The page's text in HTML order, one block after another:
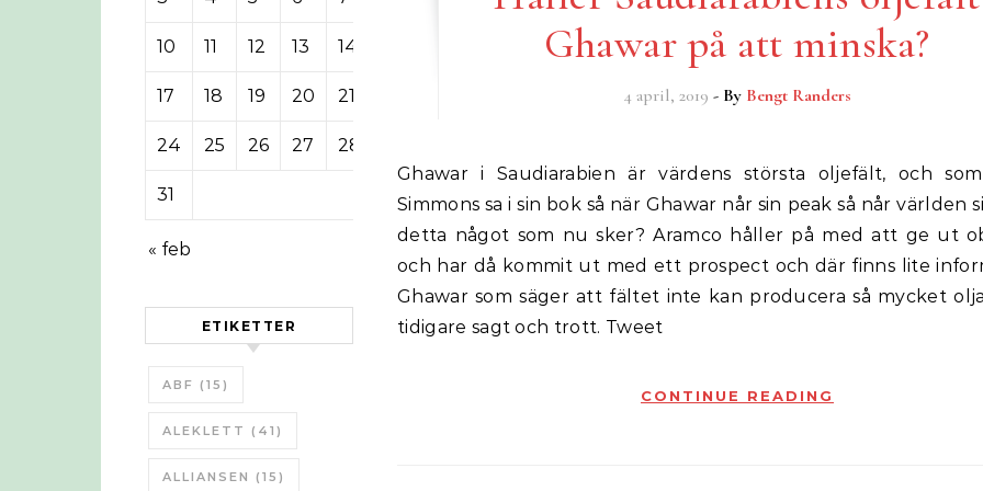
10 11 12 13 14
17 18 19 20 21
24 25 26 27 28
31
« feb
ETIKETTER
ABF (15)
ALEKLETT (41)
ALLIANSEN (15)
Ghawar på att minska?
4 april, 2019 - By Bengt Randers
Ghawar i Saudiarabien är värdens största oljefält, och som Matthew
Simmons sa i sin bok så när Ghawar når sin peak så når världen
detta något som nu sker? Aramco håller på med att ge ut
och har då kommit ut med ett prospect och där finns lite
Ghawar som säger att fältet inte kan producera så mycket
tidigare sagt och trott. Tweet
CONTINUE READING